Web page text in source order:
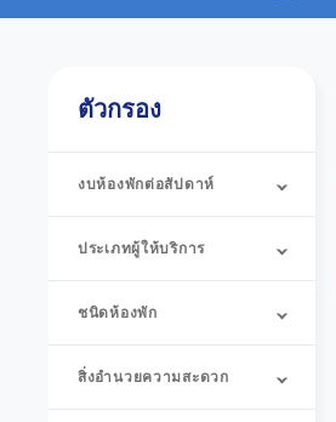
ตัวกรอง
งบห้องพักต่อสัปดาห์
ประเภทผู้ให้บริการ
ชนิดห้องพัก
สิ่งอำนวยความสะดวก